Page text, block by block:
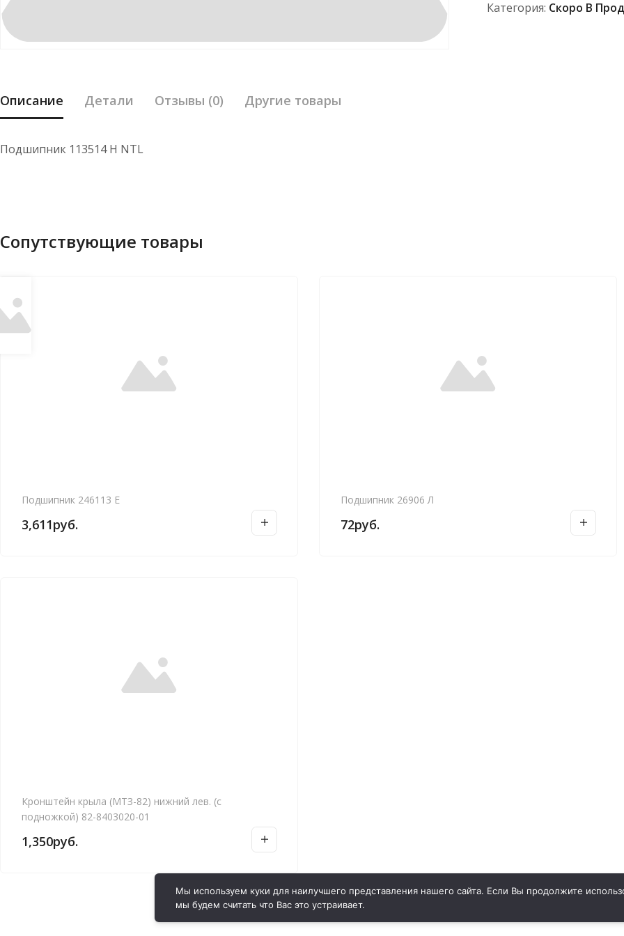
Категория: Скоро В
Описание Детали Отзывы (0) Другие товары
Подшипник 113514 Н NTL
Сопутствующие товары
Подшипник 246113 Е
3,611руб.
Подшипник 26906 Л
72руб.
Кронштейн крыла (МТЗ-82) нижний лев. (с
подножкой) 82-8403020-01
1,350руб.
Мы используем куки для наилучшего представления нашего сайта. Если Вы продолжите
мы будем считать что Вас это устраивает.